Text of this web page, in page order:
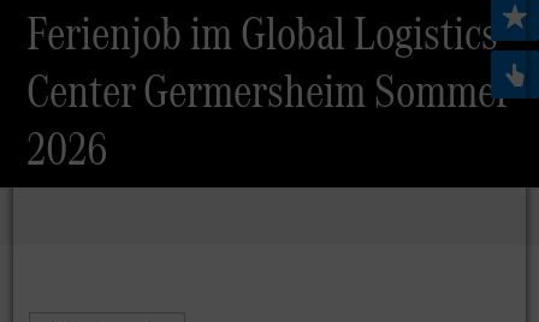
Ferienjob im Global Logistics
Center Germersheim Sommer
2026